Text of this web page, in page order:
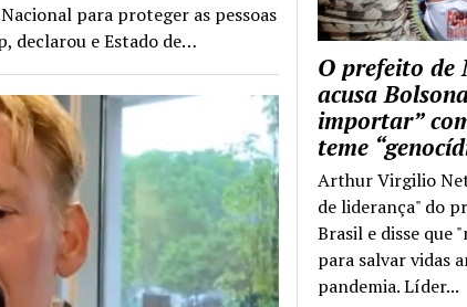
para proteger as pessoas
declarou e Estado de…
O prefeito de
acusa
importar”
teme
Arthur Virgilio
de liderança" do
Brasil e disse que
para salvar vidas
pandemia. Líder...